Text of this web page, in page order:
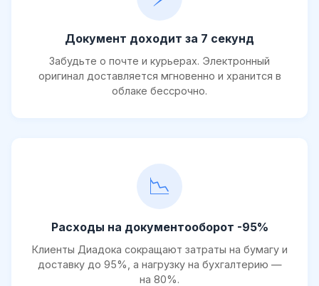
Документ доходит за 7 секунд
Забудьте о почте и курьерах. Электронный
оригинал доставляется мгновенно и хранится в
облаке бессрочно.
📉
Расходы на документооборот -95%
Клиенты Диадока сокращают затраты на бумагу и
доставку до 95%, а нагрузку на бухгалтерию —
на 80%.